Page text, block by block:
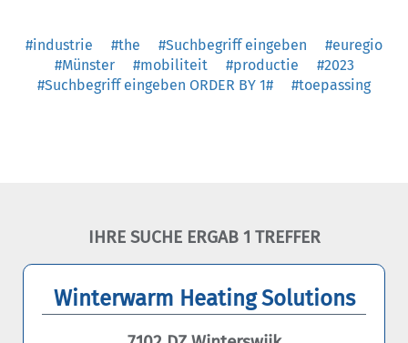
#industrie #the #Suchbegriff eingeben
#euregio
#Münster
#mobiliteit #productie
#2023
#Suchbegriff eingeben ORDER BY 1#
#toepassing
IHRE SUCHE ERGAB 1 TREFFER
Winterwarm Heating Solutions